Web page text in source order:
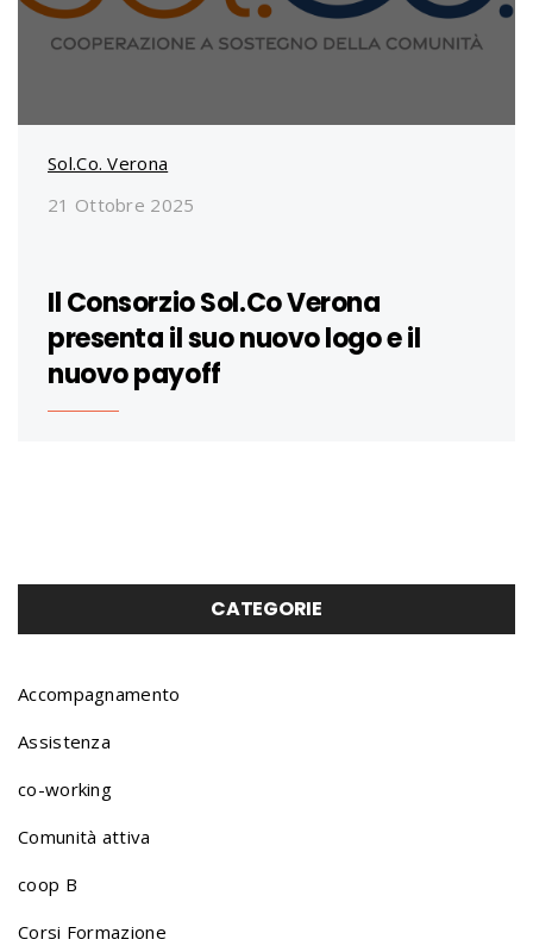
Sol.Co. Verona
21 Ottobre 2025
Il Consorzio Sol.Co Verona
presenta il suo nuovo logo e il
nuovo payoff
CATEGORIE
Accompagnamento
Assistenza
co-working
Comunità attiva
coop B
Corsi Formazione